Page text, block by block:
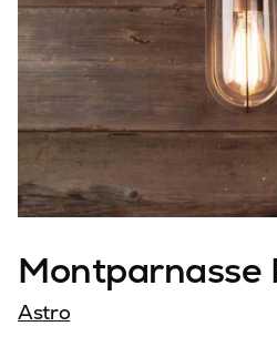
Montparnasse
Astro